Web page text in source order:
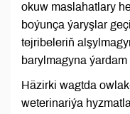
okuw maslahatlary
boýunça ýaryşlar
tejribeleriň
barylmagyna ýardam
Häzirki wagtda
weterinariýa